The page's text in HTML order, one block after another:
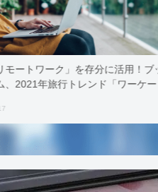
モートワーク」を存分に活用！ブ
、2021年旅行トレンド「ワーケー